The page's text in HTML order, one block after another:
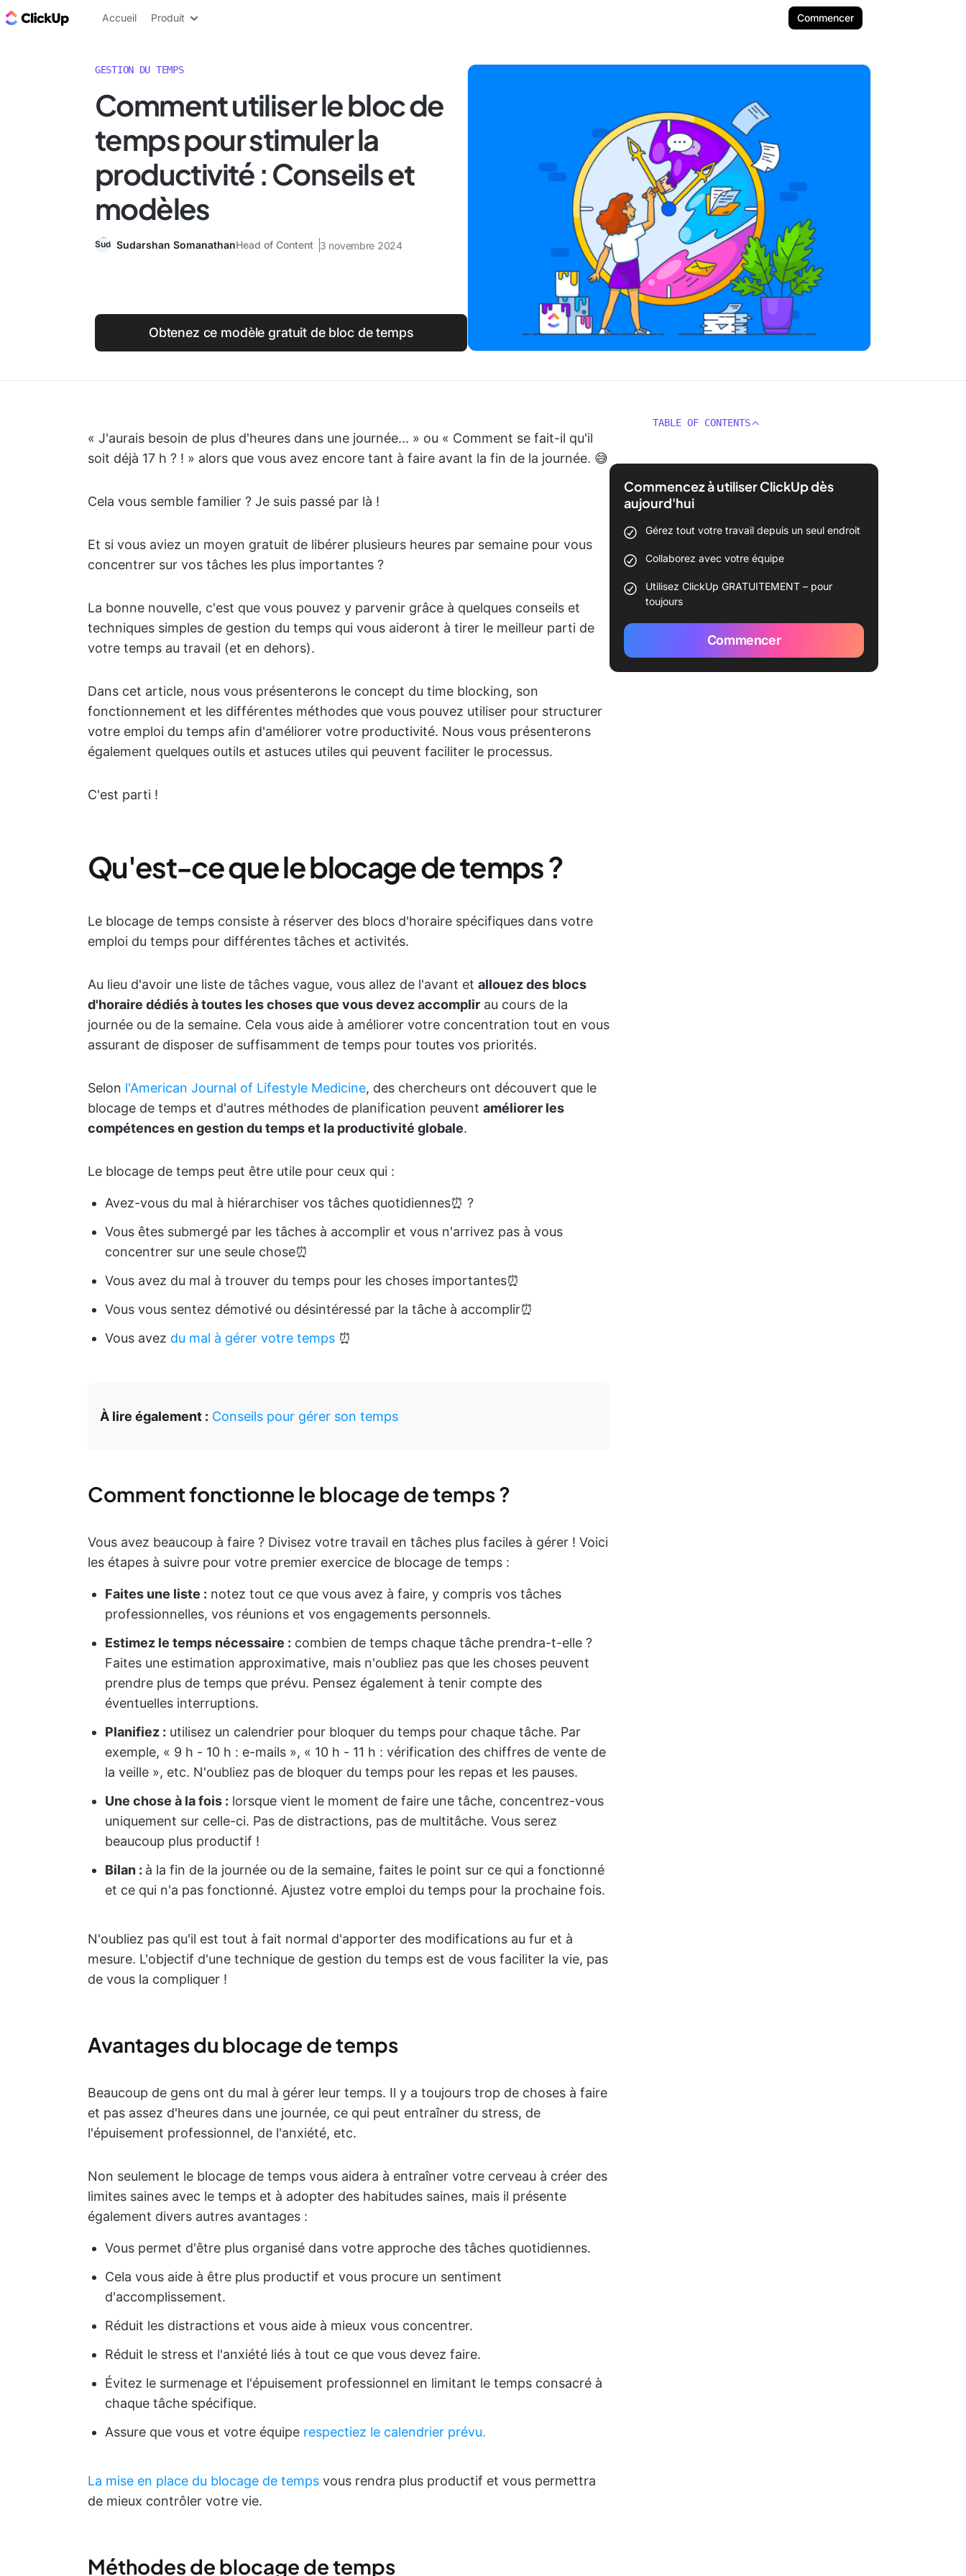
ClickUp Blog
Accueil Produit Commencer
GESTION DU TEMPS
Comment utiliser le bloc de
temps pour stimuler la
productivité : Conseils et
modèles
Sudarshan SomanathanHead of Content 3 novembre 2024
Obtenez ce modèle gratuit de bloc de temps
« J'aurais besoin de plus d'heures dans une journée... » ou « Comment se fait-il qu'il
soit déjà 17 h ? ! » alors que vous avez encore tant à faire avant la fin de la journée. 😅
Cela vous semble familier ? Je suis passé par là !
Et si vous aviez un moyen gratuit de libérer plusieurs heures par semaine pour vous
concentrer sur vos tâches les plus importantes ?
La bonne nouvelle, c'est que vous pouvez y parvenir grâce à quelques conseils et
techniques simples de gestion du temps qui vous aideront à tirer le meilleur parti de
votre temps au travail (et en dehors).
Dans cet article, nous vous présenterons le concept du time blocking, son
fonctionnement et les différentes méthodes que vous pouvez utiliser pour structurer
votre emploi du temps afin d'améliorer votre productivité. Nous vous présenterons
également quelques outils et astuces utiles qui peuvent faciliter le processus.
C'est parti !
Qu'est-ce que le blocage de temps ?
Le blocage de temps consiste à réserver des blocs d'horaire spécifiques dans votre
emploi du temps pour différentes tâches et activités.
Au lieu d'avoir une liste de tâches vague, vous allez de l'avant et allouez des blocs
d'horaire dédiés à toutes les choses que vous devez accomplir au cours de la
journée ou de la semaine. Cela vous aide à améliorer votre concentration tout en vous
assurant de disposer de suffisamment de temps pour toutes vos priorités.
Selon l'American Journal of Lifestyle Medicine, des chercheurs ont découvert que le
blocage de temps et d'autres méthodes de planification peuvent améliorer les
compétences en gestion du temps et la productivité globale.
Le blocage de temps peut être utile pour ceux qui :
Avez-vous du mal à hiérarchiser vos tâches quotidiennes⏰ ?
Vous êtes submergé par les tâches à accomplir et vous n'arrivez pas à vous
concentrer sur une seule chose⏰
Vous avez du mal à trouver du temps pour les choses importantes⏰
Vous vous sentez démotivé ou désintéressé par la tâche à accomplir⏰
Vous avez du mal à gérer votre temps ⏰
À lire également : Conseils pour gérer son temps
Comment fonctionne le blocage de temps ?
Vous avez beaucoup à faire ? Divisez votre travail en tâches plus faciles à gérer ! Voici
les étapes à suivre pour votre premier exercice de blocage de temps :
Faites une liste : notez tout ce que vous avez à faire, y compris vos tâches
professionnelles, vos réunions et vos engagements personnels.
Estimez le temps nécessaire : combien de temps chaque tâche prendra-t-elle ?
Faites une estimation approximative, mais n'oubliez pas que les choses peuvent
prendre plus de temps que prévu. Pensez également à tenir compte des
éventuelles interruptions.
Planifiez : utilisez un calendrier pour bloquer du temps pour chaque tâche. Par
exemple, « 9 h - 10 h : e-mails », « 10 h - 11 h : vérification des chiffres de vente de
la veille », etc. N'oubliez pas de bloquer du temps pour les repas et les pauses.
Une chose à la fois : lorsque vient le moment de faire une tâche, concentrez-vous
uniquement sur celle-ci. Pas de distractions, pas de multitâche. Vous serez
beaucoup plus productif !
Bilan : à la fin de la journée ou de la semaine, faites le point sur ce qui a fonctionné
et ce qui n'a pas fonctionné. Ajustez votre emploi du temps pour la prochaine fois.
N'oubliez pas qu'il est tout à fait normal d'apporter des modifications au fur et à
mesure. L'objectif d'une technique de gestion du temps est de vous faciliter la vie, pas
de vous la compliquer !
Avantages du blocage de temps
Beaucoup de gens ont du mal à gérer leur temps. Il y a toujours trop de choses à faire
et pas assez d'heures dans une journée, ce qui peut entraîner du stress, de
l'épuisement professionnel, de l'anxiété, etc.
Non seulement le blocage de temps vous aidera à entraîner votre cerveau à créer des
limites saines avec le temps et à adopter des habitudes saines, mais il présente
également divers autres avantages :
Vous permet d'être plus organisé dans votre approche des tâches quotidiennes.
Cela vous aide à être plus productif et vous procure un sentiment
d'accomplissement.
Réduit les distractions et vous aide à mieux vous concentrer.
Réduit le stress et l'anxiété liés à tout ce que vous devez faire.
Évitez le surmenage et l'épuisement professionnel en limitant le temps consacré à
chaque tâche spécifique.
Assure que vous et votre équipe respectiez le calendrier prévu.
La mise en place du blocage de temps vous rendra plus productif et vous permettra
de mieux contrôler votre vie.
Méthodes de blocage de temps
TABLE OF CONTENTS
Commencez à utiliser ClickUp dès
aujourd'hui
Gérez tout votre travail depuis un seul endroit
Collaborez avec votre équipe
Utilisez ClickUp GRATUITEMENT – pour
toujours
Commencer